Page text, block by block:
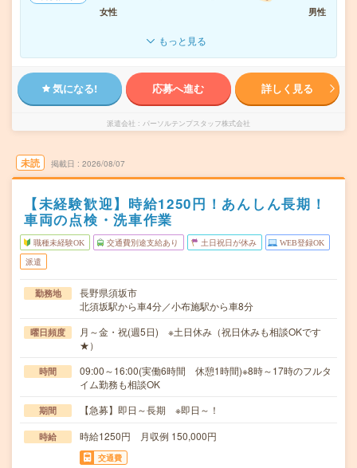
女性
男性
もっと見る
気になる! 応募へ進む 詳しく見る
派遣会社 パーソルテンプスタッフ株式会社
未読 掲載日 2026/08/07
【未経験歓迎】時給1250円！あんしん長期！
車両の点検・洗車作業
職種未経験OK 交通費別途支給あり 土日祝日が休み WEB登録OK
派遣
勤務地
長野県須坂市
北須坂駅から車4分／小布施駅から車8分
曜日頻度
月～金・祝(週5日) ※土日休み（祝日休みも相談OKです
★）
時間
09:00～16:00(実働6時間 休憩1時間)※8時～17時のフルタ
イム勤務も相談OK
期間 【急募】即日～長期 ※即日～！
時給 時給1250円 月収例 150,000円
交通費